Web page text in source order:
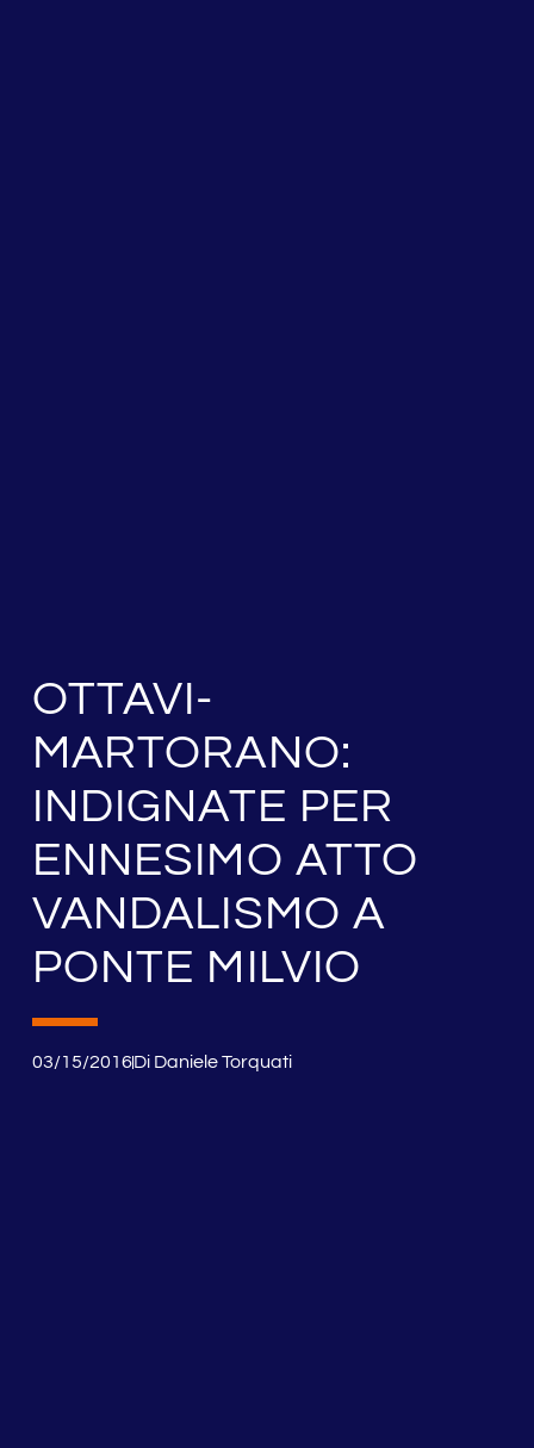
OTTAVI-
MARTORANO:
INDIGNATE PER
ENNESIMO ATTO
VANDALISMO A
PONTE MILVIO
03/15/2016DiDaniele Torquati